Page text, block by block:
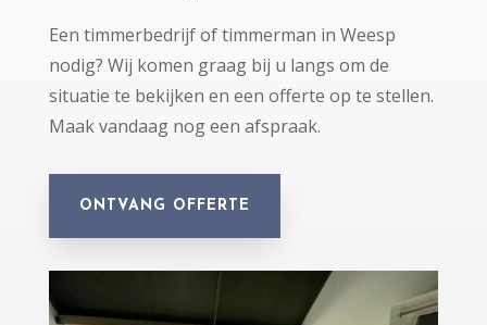
Een timmerbedrijf of timmerman in Weesp
nodig? Wij komen graag bij u langs om de
situatie te bekijken en een offerte op te stellen.
Maak vandaag nog een afspraak.
ONTVANG OFFERTE